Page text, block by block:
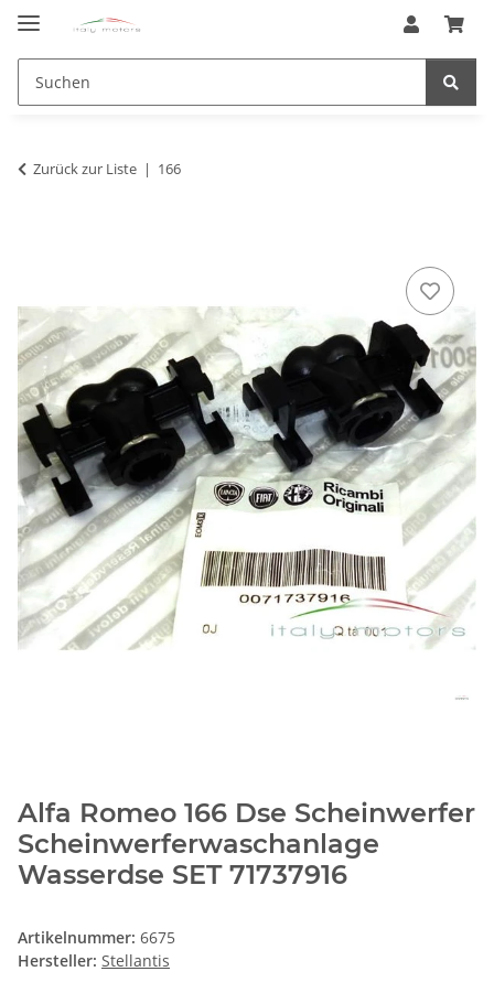
Zurück zur Liste 166
Alfa Romeo 166 Dse Scheinwerfer
Scheinwerferwaschanlage
Wasserdse SET 71737916
Artikelnummer: 6675
Hersteller: Stellantis